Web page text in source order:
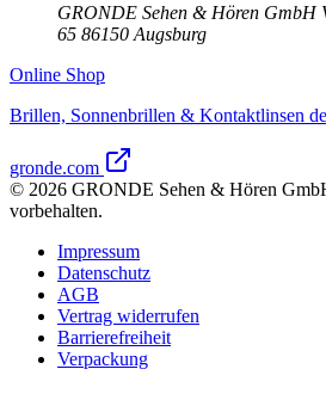
GRONDE Sehen & Hören GmbH
65 86150 Augsburg
Online Shop
Brillen, Sonnenbrillen & Kontaktlinsen
gronde.com
© 2026 GRONDE Sehen & Hören
vorbehalten.
Impressum
Datenschutz
AGB
Vertrag widerrufen
Barrierefreiheit
Verpackung